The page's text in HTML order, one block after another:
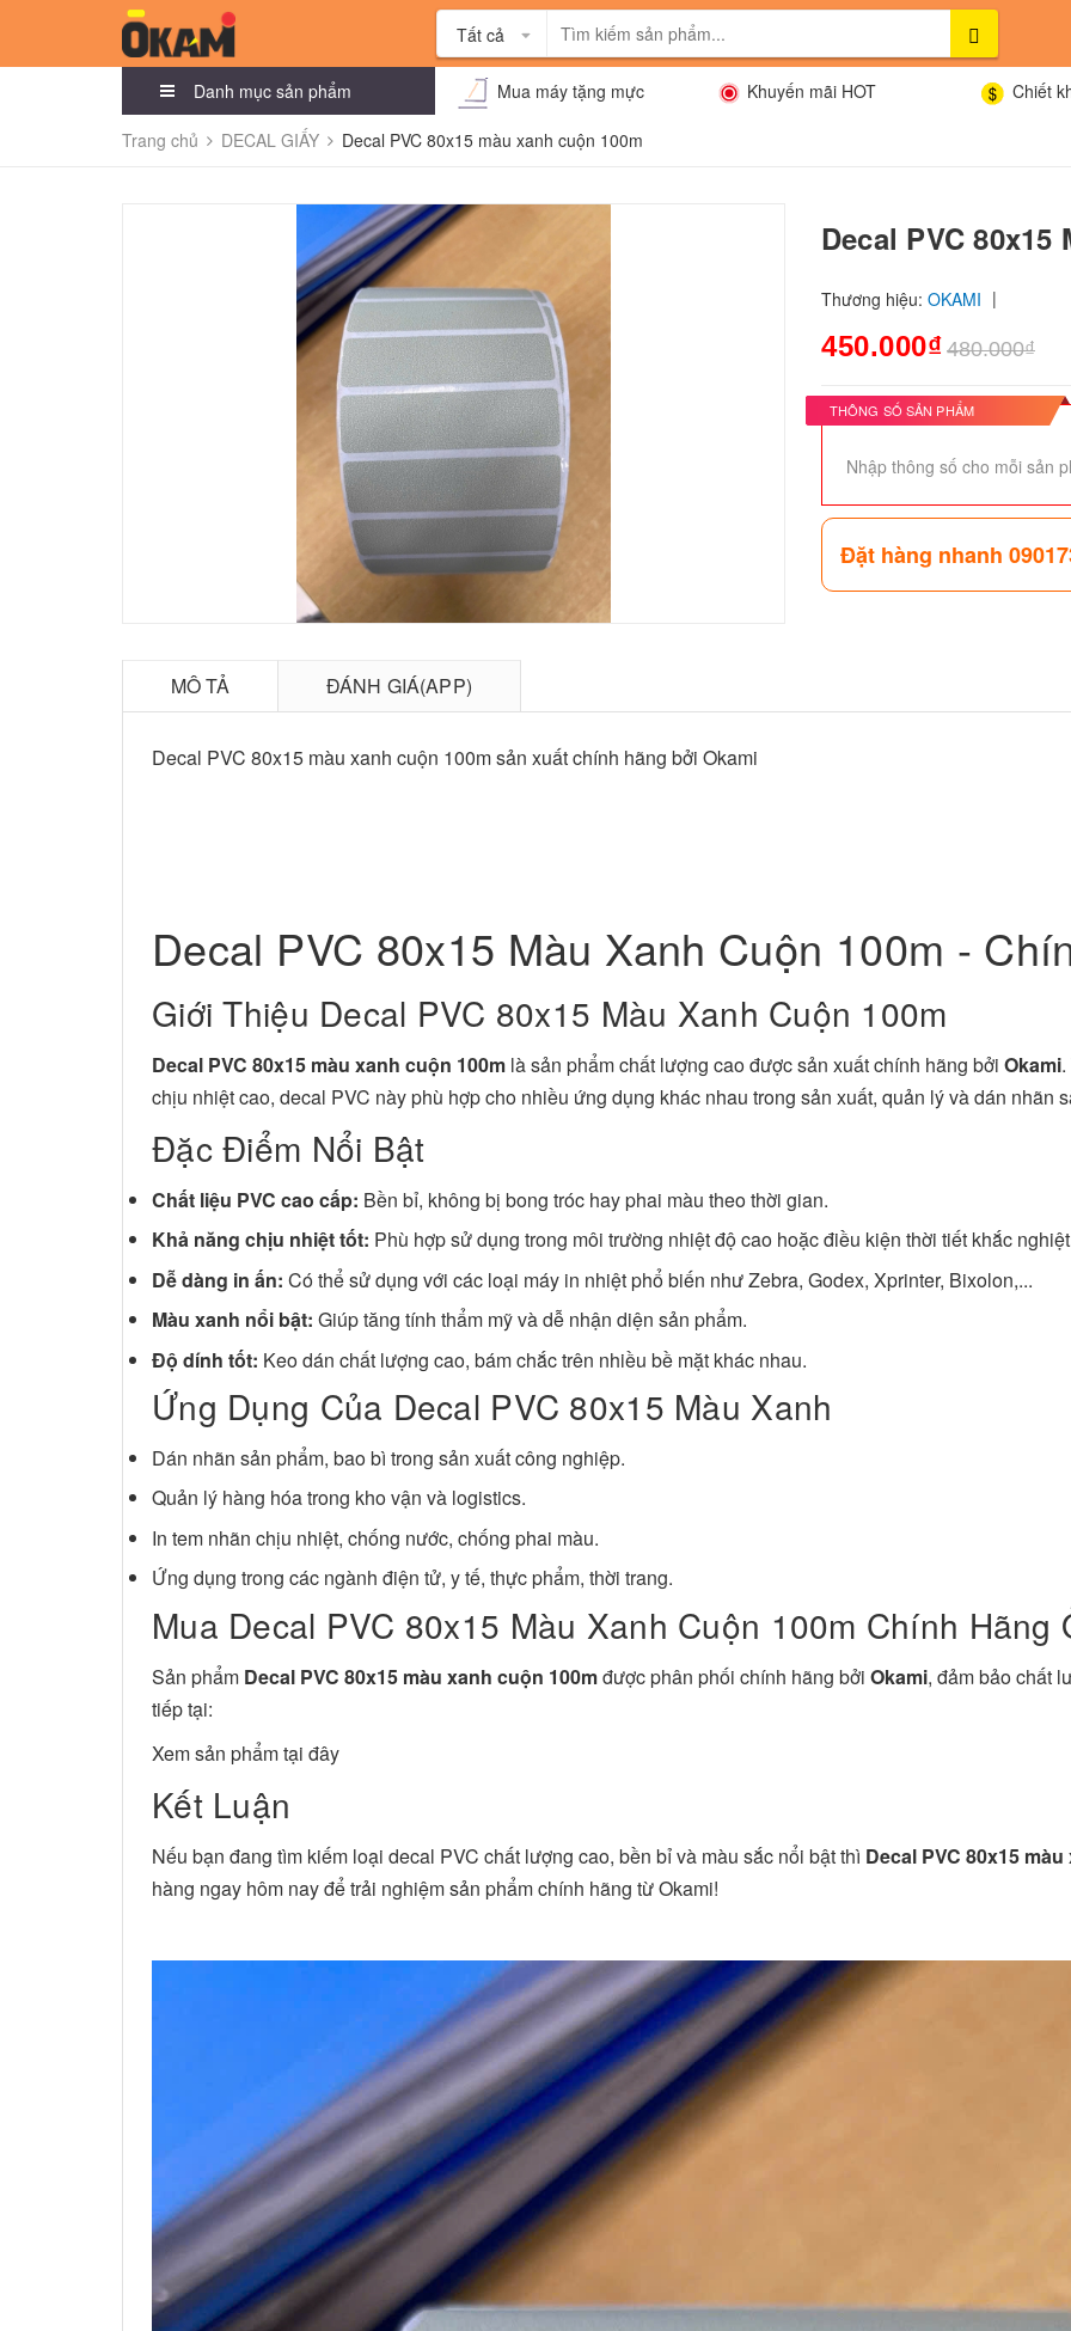
Tất cả
Danh mục sản phẩm Mua máy tặng mực Khuyến mãi HOT Chiết
Trang chủ DECAL GIẤY Decal PVC 80x15 màu xanh cuộn 100m
Decal PVC 80x15
Thương hiệu: OKAMI |
450.000₫ 480.000₫
THÔNG SỐ SẢN PHẨM
Nhập thông số cho mỗi sản
Đặt hàng nhanh
MÔ TẢ ĐÁNH GIÁ(APP)
Decal PVC 80x15 màu xanh cuộn 100m sản xuất chính hãng bởi Okami
Decal PVC 80x15 Màu Xanh Cuộn 100m -
Giới Thiệu Decal PVC 80x15 Màu Xanh Cuộn 100m
Decal PVC 80x15 màu xanh cuộn 100m là sản phẩm chất lượng cao được sản xuất chính hãng bởi Okami
chịu nhiệt cao, decal PVC này phù hợp cho nhiều ứng dụng khác nhau trong sản xuất, quản lý và dán nhãn
Đặc Điểm Nổi Bật
Chất liệu PVC cao cấp: Bền bỉ, không bị bong tróc hay phai màu theo thời gian.
Khả năng chịu nhiệt tốt: Phù hợp sử dụng trong môi trường nhiệt độ cao hoặc điều kiện thời tiết khắc
Dễ dàng in ấn: Có thể sử dụng với các loại máy in nhiệt phổ biến như Zebra, Godex, Xprinter, Bixolon,...
Màu xanh nổi bật: Giúp tăng tính thẩm mỹ và dễ nhận diện sản phẩm.
Độ dính tốt: Keo dán chất lượng cao, bám chắc trên nhiều bề mặt khác nhau.
Ứng Dụng Của Decal PVC 80x15 Màu Xanh
Dán nhãn sản phẩm, bao bì trong sản xuất công nghiệp.
Quản lý hàng hóa trong kho vận và logistics.
In tem nhãn chịu nhiệt, chống nước, chống phai màu.
Ứng dụng trong các ngành điện tử, y tế, thực phẩm, thời trang.
Mua Decal PVC 80x15 Màu Xanh Cuộn 100m Chính Hãng
Sản phẩm Decal PVC 80x15 màu xanh cuộn 100mđược phân phối chính hãng bởi Okami, đảm bảo chất
tiếp tại:
Xem sản phẩm tại đây
Kết Luận
Nếu bạn đang tìm kiếm loại decal PVC chất lượng cao, bền bỉ và màu sắc nổi bật thì Decal PVC 80x15
hàng ngay hôm nay để trải nghiệm sản phẩm chính hãng từ Okami!